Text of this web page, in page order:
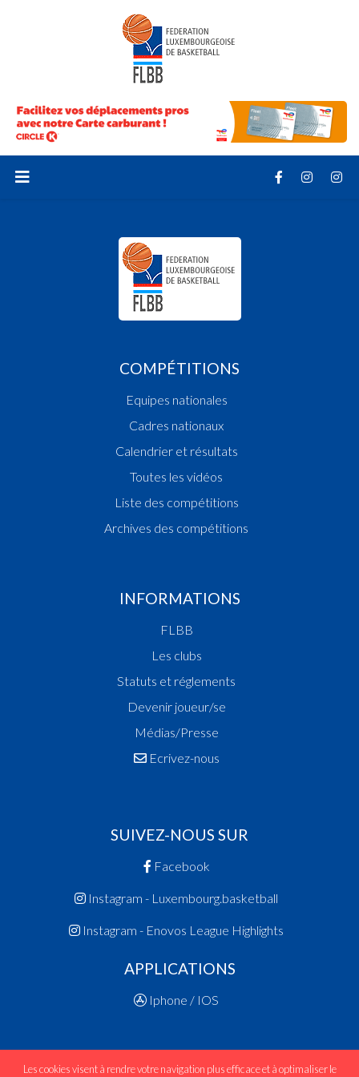
COMPÉTITIONS
Equipes nationales
Cadres nationaux
Calendrier et résultats
Toutes les vidéos
Liste des compétitions
Archives des compétitions
INFORMATIONS
FLBB
Les clubs
Statuts et réglements
Devenir joueur/se
Médias/Presse
Ecrivez-nous
SUIVEZ-NOUS SUR
Facebook
Instagram - Luxembourg.basketball
Instagram - Enovos League Highlights
APPLICATIONS
Iphone / IOS
Les cookies visent à rendre votre navigation plus efficace et à optimaliser le